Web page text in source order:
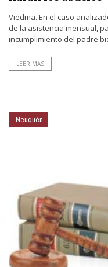
Viedma. En el caso
de la asistencia mensual,
incumplimiento del padre
LEER MAS
Neuquén